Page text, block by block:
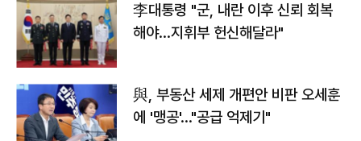
李대통령 "군, 내란 이후 신뢰 회복
해야…지휘부 헌신해달라"
與, 부동산 세제 개편안 비판 오세훈
에 '맹공'…"공급 억제기"